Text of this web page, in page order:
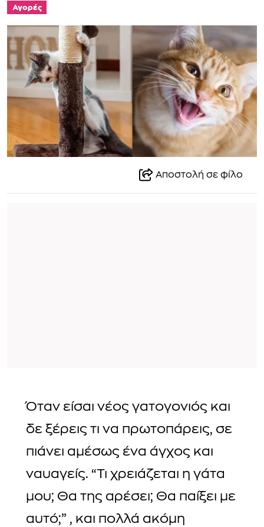
Αγορές
Αποστολή σε φίλο
Όταν είσαι νέος γατογονιός και
δε ξέρεις τι να πρωτοπάρεις, σε
πιάνει αμέσως ένα άγχος και
ναυαγείς. “Τι χρειάζεται η γάτα
μου; Θα της αρέσει; Θα παίξει με
αυτό;” , και πολλά ακόμη